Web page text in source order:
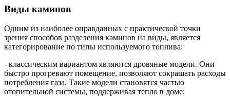
Виды каминов
Одним из наиболее оправданных с практической точки
зрения способов разделения каминов на виды, является
категорирование по типы используемого топлива:
- классическим вариантом являются дровяные модели. Они
быстро прогревают помещение, позволяют сокращать расходы
потребления газа. Такие модели становятся частью
отопительной системы, поддерживая тепло в доме;